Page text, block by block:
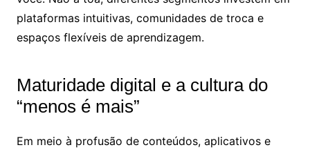
plataformas intuitivas, comunidades de troca e
espaços flexíveis de aprendizagem.
Maturidade digital e a cultura do
“menos é mais”
Em meio à profusão de conteúdos, aplicativos e